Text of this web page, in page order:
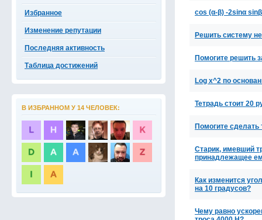
Избранное
Изменение репутации
Последняя активность
Таблица достижений
В ИЗБРАННОМ У 14 ЧЕЛОВЕК:
cos (α-β) -2sinα
Решить систему
Помогите решить
Log x^2 по
Тетрадь стоит 20
Помогите сделать
Старик, имевший
принадлежащее
Как изменится
на 10 градусов?
Чему равно